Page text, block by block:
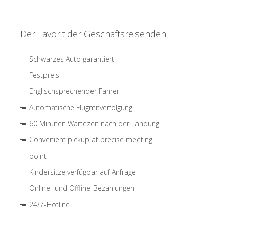
Der Favorit der Geschäftsreisenden
Schwarzes Auto garantiert
Festpreis
Englischsprechender Fahrer
Automatische Flugmitverfolgung
60 Minuten Wartezeit nach der Landung
Convenient pickup at precise meeting
point
Kindersitze verfügbar auf Anfrage
Online- und Offline-Bezahlungen
24/7-Hotline